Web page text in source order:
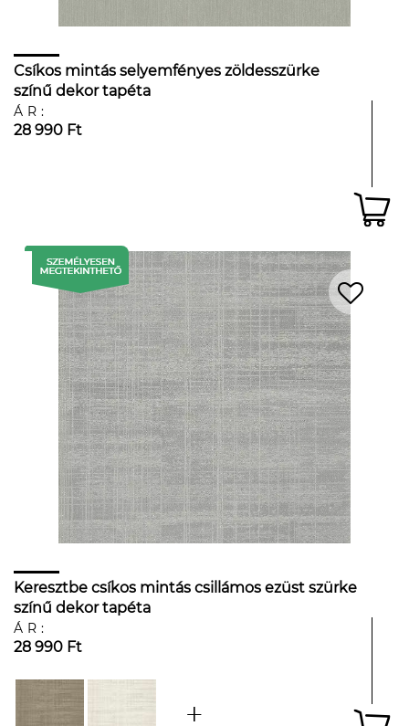
Csíkos mintás selyemfényes zöldesszürke
színű dekor tapéta
ÁR:
28 990 Ft
Keresztbe csíkos mintás csillámos ezüst szürke
színű dekor tapéta
ÁR:
28 990 Ft